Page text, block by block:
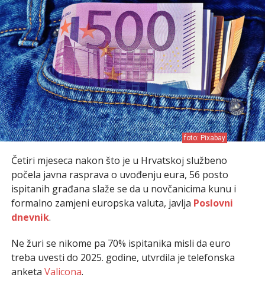
foto: Pixabay
Četiri mjeseca nakon što je u Hrvatskoj službeno
počela javna rasprava o uvođenju eura, 56 posto
ispitanih građana slaže se da u novčanicima kunu i
formalno zamjeni europska valuta, javlja Poslovni
dnevnik.
Ne žuri se nikome pa 70% ispitanika misli da euro
treba uvesti do 2025. godine, utvrdila je telefonska
anketa Valicona.